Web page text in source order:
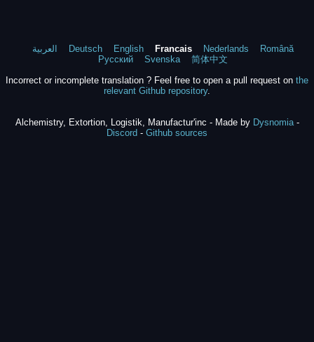
العربية Deutsch English Francais Nederlands
Română
Русский
Svenska
简体中文
Incorrect or incomplete translation ? Feel free to open a pull request on the
relevant Github repository.
Alchemistry, Extortion, Logistik, Manufactur'inc - Made by Dysnomia-
Discord - Github sources